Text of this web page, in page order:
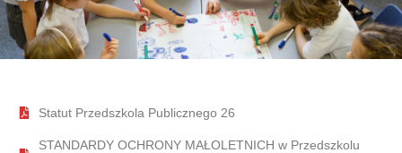
Statut Przedszkola Publicznego 26
STANDARDY OCHRONY MAŁOLETNICH w Przedszkolu